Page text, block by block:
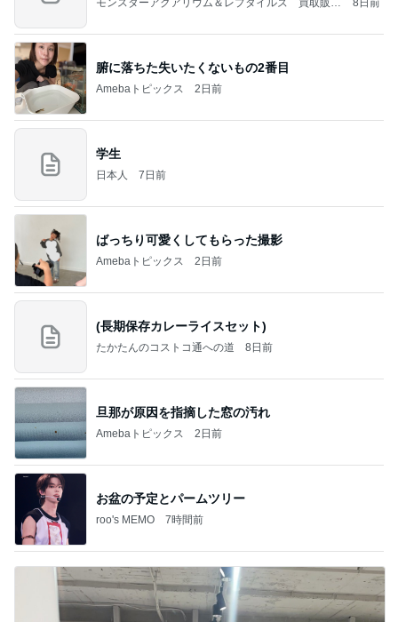
腑に落ちた失いたくないもの2番目
Amebaトピックス 2日前
学生
日本人 7日前
ばっちり可愛くしてもらった撮影
Amebaトピックス 2日前
(長期保存カレーライスセット)
たかたんのコストコ通への道 8日前
旦那が原因を指摘した窓の汚れ
Amebaトピックス 2日前
お盆の予定とパームツリー
roo's MEMO 7時間前